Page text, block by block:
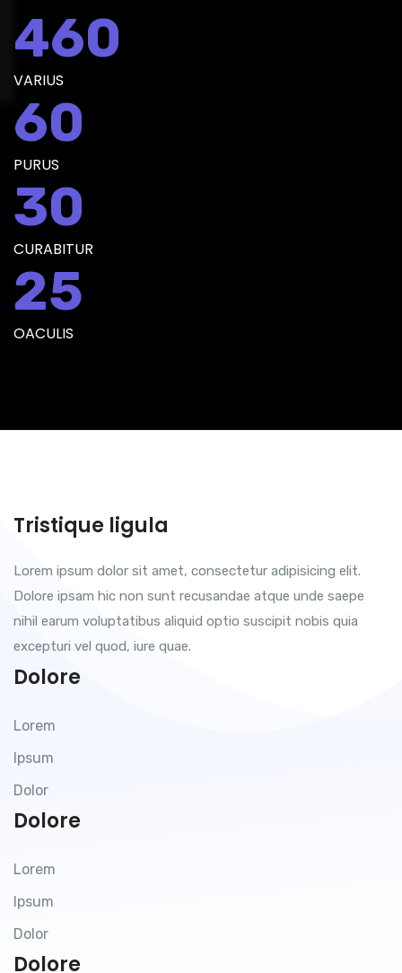
460
VARIUS
60
PURUS
30
CURABITUR
25
OACULIS
Tristique ligula
Lorem ipsum dolor sit amet, consectetur adipisicing elit.
Dolore ipsam hic non sunt recusandae atque unde saepe
nihil earum voluptatibus aliquid optio suscipit nobis quia
excepturi vel quod, iure quae.
Dolore
Lorem
Ipsum
Dolor
Dolore
Lorem
Ipsum
Dolor
Dolore